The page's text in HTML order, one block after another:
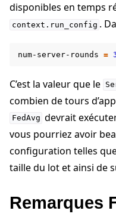
disponibles en temps
context.run_config .
num-server-rounds =
C’est la valeur que le
combien de tours
FedAvg devrait
vous pourriez avoir
configuration telles
taille du lot et ainsi de
Remarques